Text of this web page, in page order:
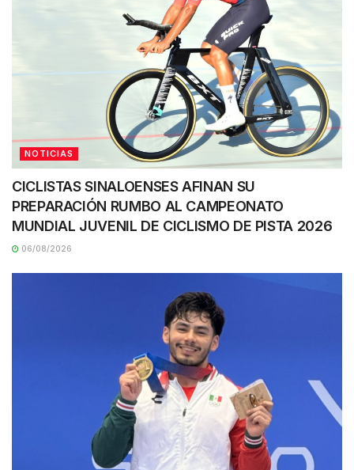
NOTICIAS
CICLISTAS SINALOENSES AFINAN SU
PREPARACIÓN RUMBO AL CAMPEONATO
MUNDIAL JUVENIL DE CICLISMO DE PISTA 2026
06/08/2026